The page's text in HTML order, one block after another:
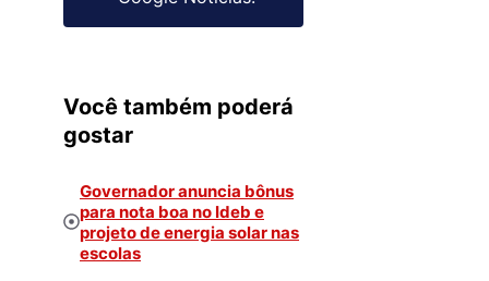
Você também poderá
gostar
Governador anuncia bônus
para nota boa no Ideb e
projeto de energia solar nas
escolas